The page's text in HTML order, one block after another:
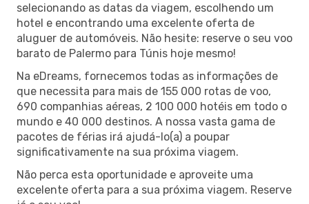
selecionando as datas da viagem, escolhendo um
hotel e encontrando uma excelente oferta de
aluguer de automóveis. Não hesite: reserve o seu voo
barato de Palermo para Túnis hoje mesmo!
Na eDreams, fornecemos todas as informações de
que necessita para mais de 155 000 rotas de voo,
690 companhias aéreas, 2 100 000 hotéis em todo o
mundo e 40 000 destinos. A nossa vasta gama de
pacotes de férias irá ajudá-lo(a) a poupar
significativamente na sua próxima viagem.
Não perca esta oportunidade e aproveite uma
excelente oferta para a sua próxima viagem. Reserve